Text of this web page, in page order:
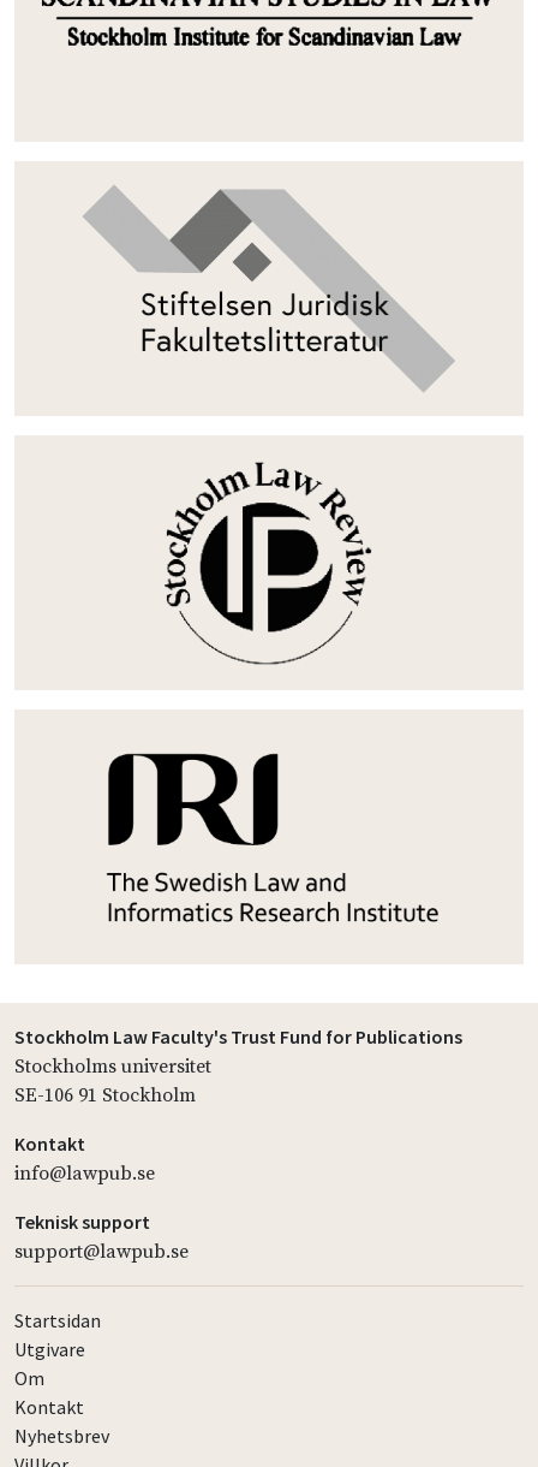
Stockholm Law Faculty's Trust Fund for Publications
Stockholms universitet
SE-106 91 Stockholm
Kontakt
info@lawpub.se
Teknisk support
support@lawpub.se
Startsidan
Utgivare
Om
Kontakt
Nyhetsbrev